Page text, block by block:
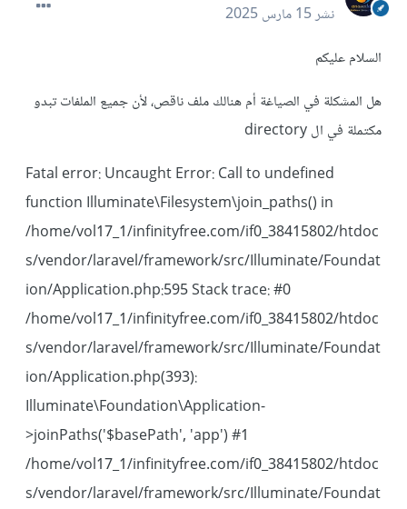
نشر15 مارس 2025
السلام عليكم
هل المشكلة في الصياغة أم هنالك ملف ناقص، لأن جميع الملفات تبدو
مكتملة في ال directory
Fatal error: Uncaught Error: Call to undefined
function Illuminate\Filesystem\join_paths() in
/home/vol17_1/infinityfree.com/if0_38415802/htdoc
s/vendor/laravel/framework/src/Illuminate/Foundat
ion/Application.php:595 Stack trace: #0
/home/vol17_1/infinityfree.com/if0_38415802/htdoc
s/vendor/laravel/framework/src/Illuminate/Foundat
ion/Application.php(393):
Illuminate\Foundation\Application-
>joinPaths('$basePath', 'app') #1
/home/vol17_1/infinityfree.com/if0_38415802/htdoc
s/vendor/laravel/framework/src/Illuminate/Foundat